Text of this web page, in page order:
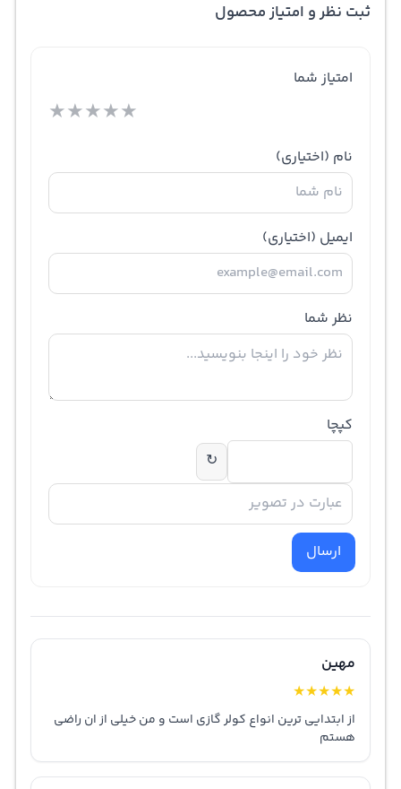
ثبت نظر و امتیاز محصول
امتیاز شما
★★★★★
نام (اختیاری)
ایمیل (اختیاری)
نظر شما
کپچا
↻
ارسال
مهین
★
★
★
★
★
از ابتدایی ترین انواع کولر گازی است و من خیلی از ان راضی
هستم